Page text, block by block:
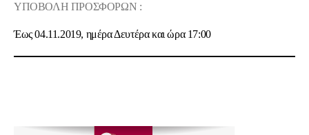
ΥΠΟΒΟΛΗ ΠΡΟΣΦΟΡΩΝ :
Έως 04.11.2019, ημέρα Δευτέρα και ώρα 17:00